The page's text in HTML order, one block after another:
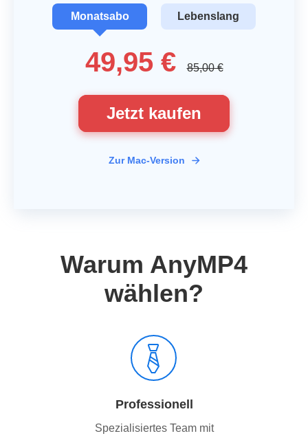
Monatsabo Lebenslang
49,95 € 85,00 €
Jetzt kaufen
Zur Mac-Version
Warum AnyMP4
wählen?
Professionell
Spezialisiertes Team mit